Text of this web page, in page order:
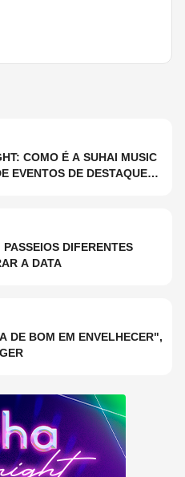
COMO É A SUHAI MUSIC
EVENTOS DE DESTAQUE
DIFERENTES
A DATA
DE BOM EM ENVELHECER",